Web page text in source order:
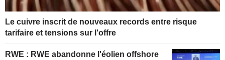
Le cuivre inscrit de nouveaux records entre risque
tarifaire et tensions sur l'offre
RWE : RWE abandonne l'éolien offshore